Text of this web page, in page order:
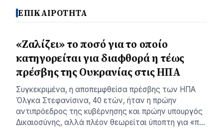
ΕΠΙΚΑΙΡΟΤΗΤΑ
«Ζαλίζει» το ποσό για το οποίο
κατηγορείται για διαφθορά η τέως
πρέσβης της Ουκρανίας στις ΗΠΑ
Συγκεκριμένα, η αποπεμφθείσα πρέσβης των ΗΠΑ
Όλγκα Στεφανίσινα, 40 ετών, ήταν η πρώην
αντιπρόεδρος της κυβέρνησης και πρώην υπουργός
Δικαιοσύνης, αλλά πλέον θεωρείται ύποπτη για «π…